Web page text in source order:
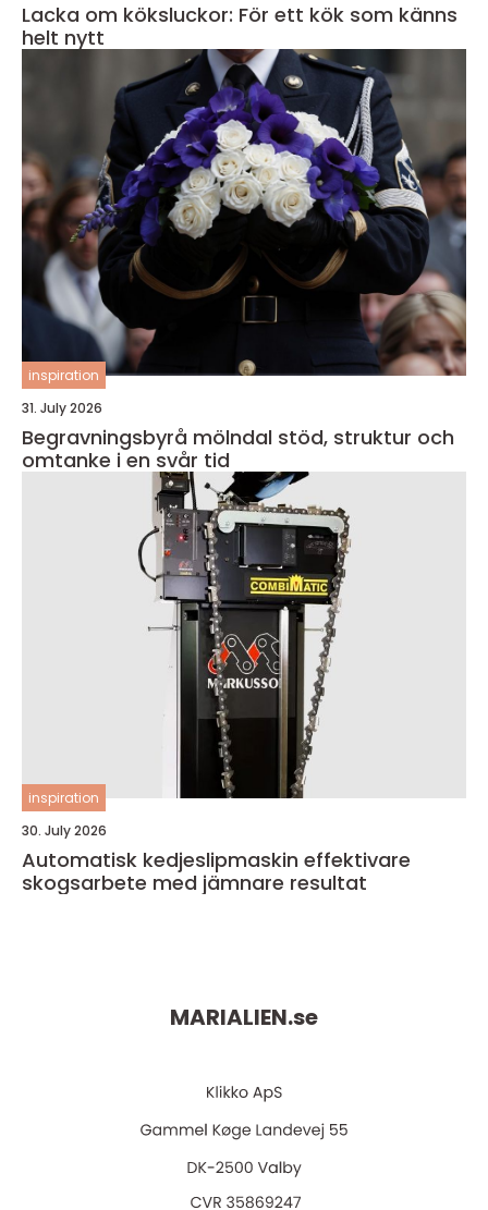
Lacka om köksluckor: För ett kök som känns
helt nytt
inspiration
31. July 2026
Begravningsbyrå mölndal stöd, struktur och
omtanke i en svår tid
inspiration
30. July 2026
Automatisk kedjeslipmaskin effektivare
skogsarbete med jämnare resultat
MARIALIEN.se